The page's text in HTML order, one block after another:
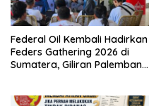
Federal Oil Kembali Hadirkan
Feders Gathering 2026 di
Sumatera, Giliran Palembang